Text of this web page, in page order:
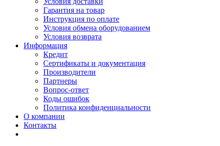
Гарантия на товар
Инструкция по оплате
Условия обмена оборудованием
Условия возврата
Информация
Кредит
Сертификаты и документация
Производители
Партнеры
Вопрос-ответ
Коды ошибок
Политика конфиденциальности
О компании
Контакты